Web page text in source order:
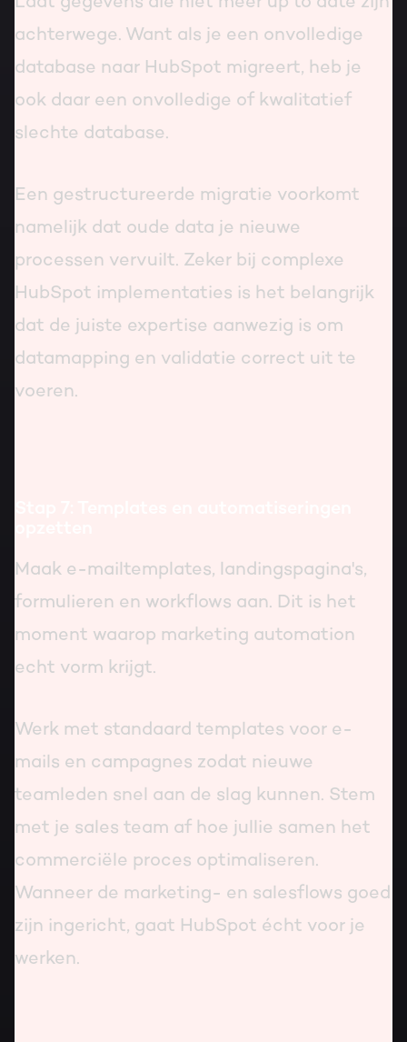
achterwege. Want als je een onvolledige
database naar HubSpot migreert, heb je
ook daar een onvolledige of kwalitatief
slechte database.
Een gestructureerde migratie voorkomt
namelijk dat oude data je nieuwe
processen vervuilt. Zeker bij complexe
HubSpot implementaties is het belangrijk
dat de juiste expertise aanwezig is om
datamapping en validatie correct uit te
voeren.
Maak e-mailtemplates, landingspagina's,
formulieren en workflows aan. Dit is het
moment waarop marketing automation
echt vorm krijgt.
Werk met standaard templates voor e-
mails en campagnes zodat nieuwe
teamleden snel aan de slag kunnen. Stem
met je sales team af hoe jullie samen het
commerciële proces optimaliseren.
Wanneer de marketing- en salesflows goed
zijn ingericht, gaat HubSpot écht voor je
werken.